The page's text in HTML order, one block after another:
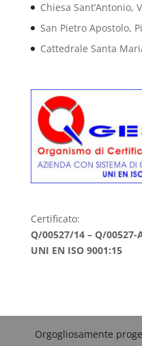
Chiesa Sant’Antonio,
San Pietro Apostolo,
Cattedrale Santa
Certificato:
Q/00527/14 – Q/00527-
UNI EN ISO 9001:15
Orgogliosamente